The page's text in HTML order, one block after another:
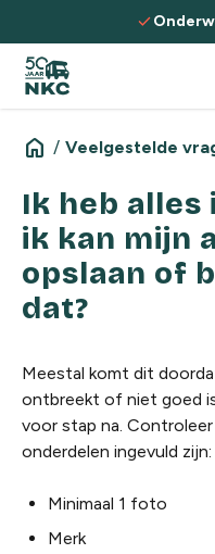
Spring naar de inhoud
check
home / Veelgestelde
Ik heb alles
ik kan mijn
opslaan of
dat?
Meestal komt dit
ontbreekt of niet goed
voor stap na.
onderdelen ingevuld zijn:
Minimaal 1 foto
Merk